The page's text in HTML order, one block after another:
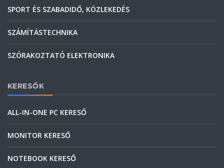
SPORT ÉS SZABADIDŐ, KÖZLEKEDÉS
SZÁMÍTÁSTECHNIKA
SZÓRAKOZTATÓ ELEKTRONIKA
KERESŐK
ALL-IN-ONE PC KERESŐ
MONITOR KERESŐ
NOTEBOOK KERESŐ